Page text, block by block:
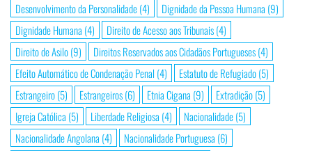
Desenvolvimento da Personalidade(4) Dignidade da Pessoa Humana (9)
Dignidade Humana (4) Direito de Acesso aos Tribunais(4)
Direito de Asilo(9) Direitos Reservados aos Cidadãos Portugueses(4)
Efeito Automático de Condenação Penal (4) Estatuto de Refugiado(5)
Estrangeiro(5) Estrangeiros(6) Etnia Cigana (9) Extradição(5)
Igreja Católica (5) Liberdade Religiosa (4) Nacionalidade(5)
Nacionalidade Angolana (4) Nacionalidade Portuguesa (6)